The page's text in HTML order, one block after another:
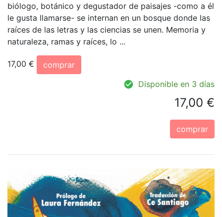
biólogo, botánico y degustador de paisajes -como a él
le gusta llamarse- se internan en un bosque donde las
raíces de las letras y las ciencias se unen. Memoria y
naturaleza, ramas y raíces, lo ...
17,00 €
comprar
Disponible en 3 días
17,00 €
comprar